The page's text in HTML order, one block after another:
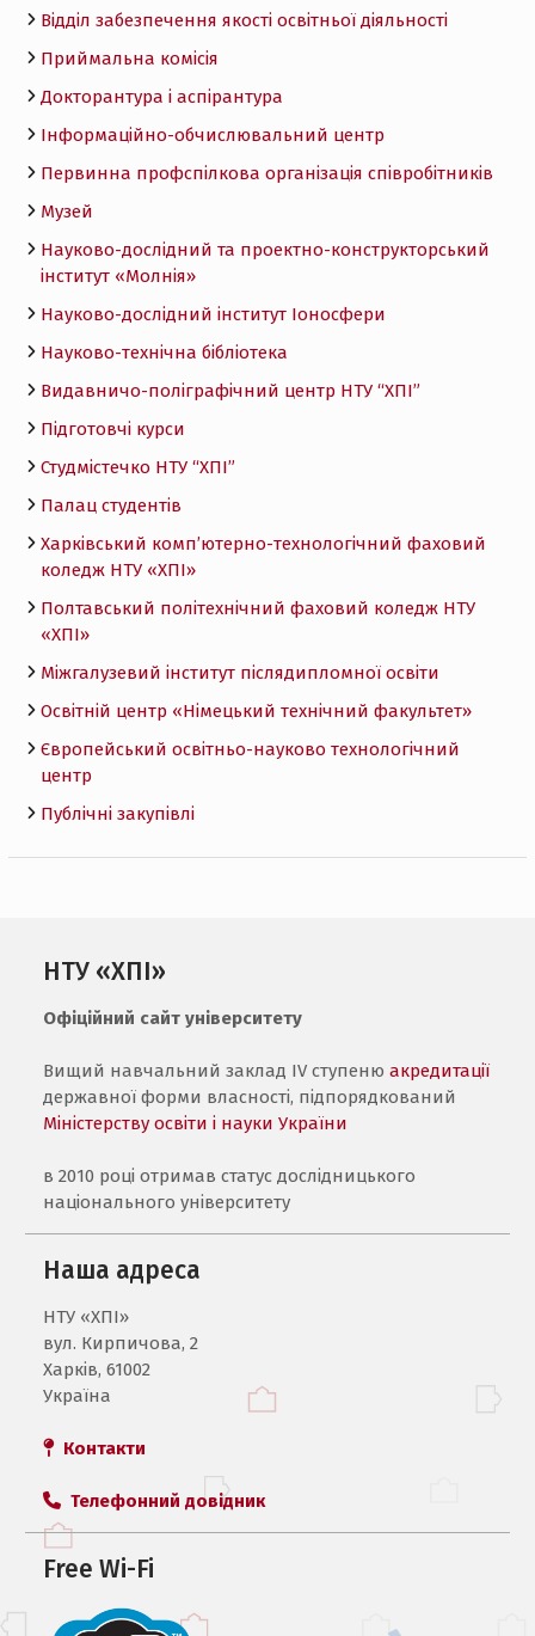
Відділ забезпечення якості освітньої діяльності
Приймальна комісія
Докторантура і аспірантура
Інформаційно-обчислювальний центр
Первинна профспілкова організація співробітників
Музей
Науково-дослідний та проектно-конструкторський
інститут «Молнія»
Науково-дослідний інститут Іоносфери
Науково-технічна бібліотека
Видавничо-поліграфічний центр НТУ “ХПІ”
Підготовчі курси
Студмістечко НТУ “ХПІ”
Палац студентів
Харківський комп’ютерно-технологічний фаховий
коледж НТУ «ХПI»
Полтавський політехнічний фаховий коледж НТУ
«ХПI»
Міжгалузевий інститут післядипломної освіти
Освітній центр «Німецький технічний факультет»
Європейський освітньо-науково технологічний
центр
Публічні закупівлі
НТУ «ХПІ»
Офіційний сайт університету
Вищий навчальний заклад IV ступенюакредитації
державної форми власності, підпорядкований
Міністерству освіти і науки України
в 2010 році отримав статус дослідницького
національного університету
Наша адреса
НТУ «ХПI»
вул. Кирпичова, 2
Харків, 61002
Україна
Контакти
Телефонний довідник
Free Wi-Fi